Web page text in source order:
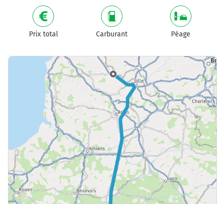
Prix total Carburant Péage